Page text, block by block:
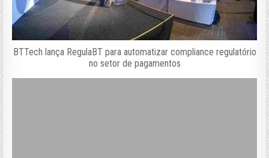
BTTech lança RegulaBT para automatizar compliance regulatório
no setor de pagamentos